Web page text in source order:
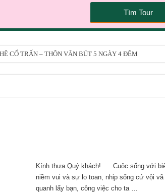
Tìm Tour
CỔ TRẤN – THÔN VĂN BÚT 5 NGÀY 4 ĐÊM
TRUNG QUỐC 3 NGÀY 2 ĐÊM
MONO 4 NGÀY 3 ĐÊM
( BUỔI SÁNG)
1 NGÀY
( BUỔI CHIỀU)
– SHANGRI LA 6 NGÀY 5 ĐÊM
Kính thưa Quý khách! Cuộc sống với
niềm vui và sự lo toan, nhịp sống cứ vội vã
quanh lấy bạn, công việc cho ta …